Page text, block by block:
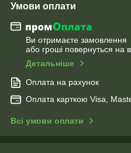
Умови оплати
Ви отримаєте замовлення
або гроші повернуться на
Детальніше
Оплата на рахунок
Оплата карткою Visa,
Всі умови оплати